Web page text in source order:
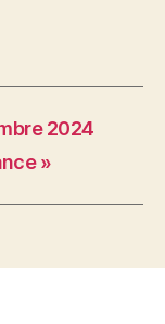
2024
»